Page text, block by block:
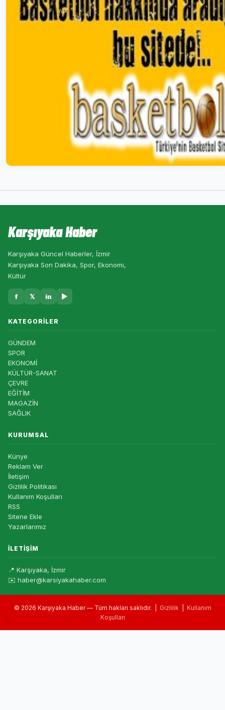
Karşıyaka Haber
Karşıyaka Güncel Haberler, İzmir
Karşıyaka Son Dakika, Spor, Ekonomi,
Kültür
f 𝕏 in ▶
KATEGORILER
GÜNDEM
SPOR
EKONOMİ
KÜLTÜR-SANAT
ÇEVRE
EĞİTİM
MAGAZİN
SAĞLIK
KURUMSAL
Künye
Reklam Ver
İletişim
Gizlilik Politikası
Kullanım Koşulları
RSS
Sitene Ekle
Yazarlarımız
İLETIŞIM
📍 Karşıyaka, İzmir
✉️ haber@karsiyakahaber.com
© 2026 Karşıyaka Haber — Tüm hakları saklıdır. | Gizlilik
Kullanım
Koşulları